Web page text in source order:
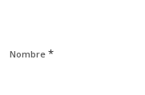
Nombre *